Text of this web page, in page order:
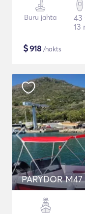
Buru jahta
43
13
$918 /nakts
PARYDOR